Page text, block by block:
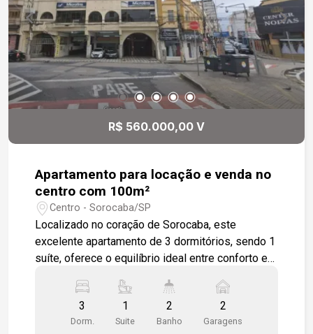
R$ 560.000,00 V
Apartamento para locação e venda no
centro com 100m²
Centro - Sorocaba/SP
Localizado no coração de Sorocaba, este
excelente apartamento de 3 dormitórios, sendo 1
suíte, oferece o equilíbrio ideal entre conforto e
proporciona um espaço acolhedor para reunir a
família e os amigos. A cozinha conta com
armários modulados, tornando o dia a dia mais
3
Dorm.
1
Suite
2
Banho
2
Garagens